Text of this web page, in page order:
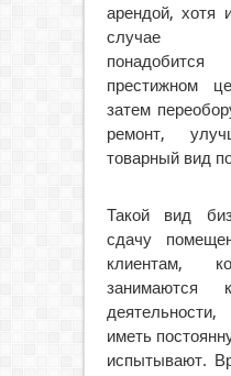
арендой, хотя
случае
понадобится
престижном
затем
ремонт,
товарный вид
Такой вид
сдачу
клиентам,
занимаются
иметь
испытывают.